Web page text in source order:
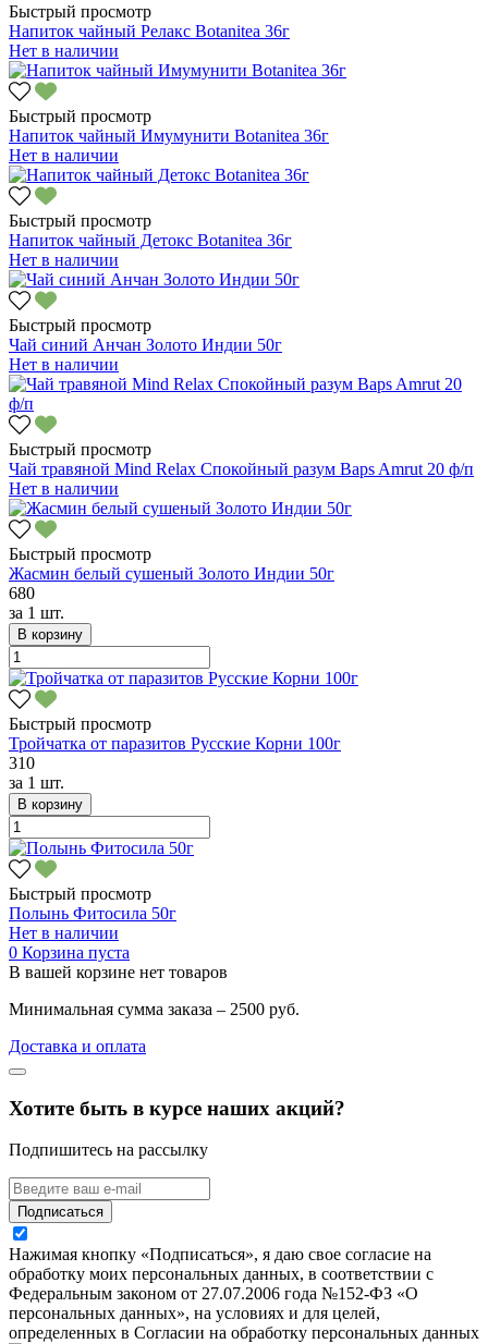
Быстрый просмотр
Напиток чайный Релакс Botanitea 36г
Нет в наличии
Быстрый просмотр
Напиток чайный Имумунити Botanitea 36г
Нет в наличии
Быстрый просмотр
Напиток чайный Детокс Botanitea 36г
Нет в наличии
Быстрый просмотр
Чай синий Анчан Золото Индии 50г
Нет в наличии
Быстрый просмотр
Чай травяной Mind Relax Спокойный разум Baps Amrut 20 ф/п
Нет в наличии
Быстрый просмотр
Жасмин белый сушеный Золото Индии 50г
680
за 1 шт.
В корзину
Быстрый просмотр
Тройчатка от паразитов Русские Корни 100г
310
за 1 шт.
В корзину
Быстрый просмотр
Полынь Фитосила 50г
Нет в наличии
0 Корзина пуста
В вашей корзине нет товаров
Минимальная сумма заказа – 2500 руб.
Доставка и оплата
Хотите быть в курсе наших акций?
Подпишитесь на рассылку
Подписаться
Нажимая кнопку «Подписаться», я даю свое согласие на
обработку моих персональных данных, в соответствии с
Федеральным законом от 27.07.2006 года №152-ФЗ «О
персональных данных», на условиях и для целей,
определенных в Согласии на обработку персональных данных